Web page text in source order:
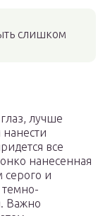
слишком
лучше
нанести
все
нанесенная
серого и
темно-
Важно